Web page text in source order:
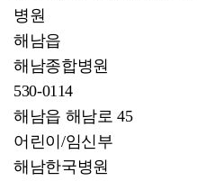
병원
해남읍
해남종합병원
530-0114
해남읍 해남로 45
어린이/임신부
해남한국병원